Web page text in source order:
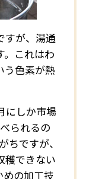
すが、湯通
。これはわ
う色素が熱
にしか市場
られるの
ちですが、
穫できない
めの加工技